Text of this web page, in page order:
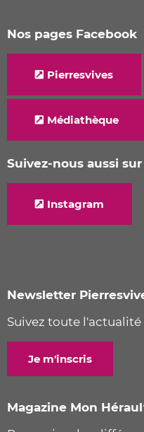
Nos pages Facebook
Pierresvives
Médiathèque
Suivez-nous aussi
Instagram
Newsletter
Suivez toute
Je m'inscris
Magazine Mon